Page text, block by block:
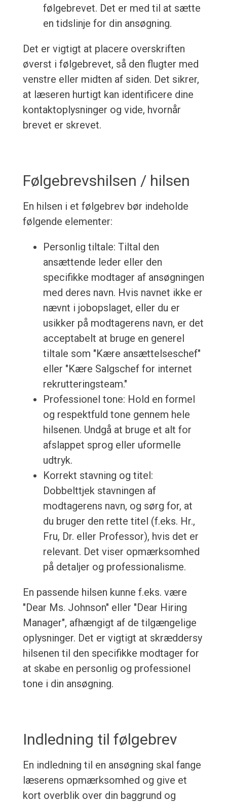
følgebrevet. Det er med til at sætte
en tidslinje for din ansøgning.
Det er vigtigt at placere overskriften
øverst i følgebrevet, så den flugter med
venstre eller midten af siden. Det sikrer,
at læseren hurtigt kan identificere dine
kontaktoplysninger og vide, hvornår
brevet er skrevet.
Følgebrevshilsen / hilsen
En hilsen i et følgebrev bør indeholde
følgende elementer:
Personlig tiltale: Tiltal den
ansættende leder eller den
specifikke modtager af ansøgningen
med deres navn. Hvis navnet ikke er
nævnt i jobopslaget, eller du er
usikker på modtagerens navn, er det
acceptabelt at bruge en generel
tiltale som "Kære ansættelseschef"
eller "Kære Salgschef for internet
rekrutteringsteam."
Professionel tone: Hold en formel
og respektfuld tone gennem hele
hilsenen. Undgå at bruge et alt for
afslappet sprog eller uformelle
udtryk.
Korrekt stavning og titel:
Dobbelttjek stavningen af
modtagerens navn, og sørg for, at
du bruger den rette titel (f.eks. Hr.,
Fru, Dr. eller Professor), hvis det er
relevant. Det viser opmærksomhed
på detaljer og professionalisme.
En passende hilsen kunne f.eks. være
"Dear Ms. Johnson" eller "Dear Hiring
Manager", afhængigt af de tilgængelige
oplysninger. Det er vigtigt at skræddersy
hilsenen til den specifikke modtager for
at skabe en personlig og professionel
tone i din ansøgning.
Indledning til følgebrev
En indledning til en ansøgning skal fange
læserens opmærksomhed og give et
kort overblik over din baggrund og